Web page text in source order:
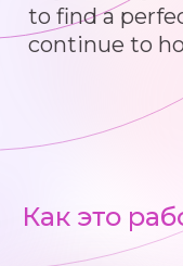
to find a
continue to
Как это